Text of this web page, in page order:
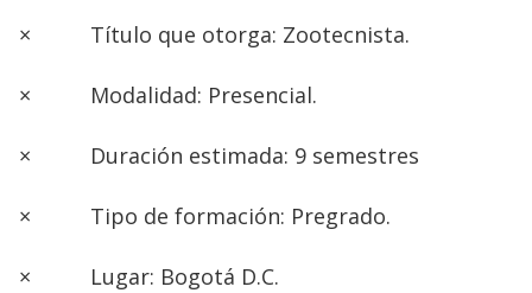
× Título que otorga: Zootecnista.
× Modalidad: Presencial.
× Duración estimada: 9 semestres
× Tipo de formación: Pregrado.
× Lugar: Bogotá D.C.